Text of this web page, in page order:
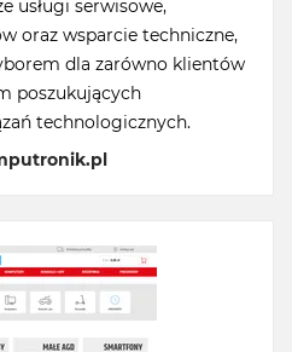
usługi serwisowe,
oraz wsparcie techniczne,
dla zarówno klientów
poszukujących
technologicznych.